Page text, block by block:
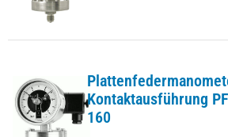
Kontaktausführung
160